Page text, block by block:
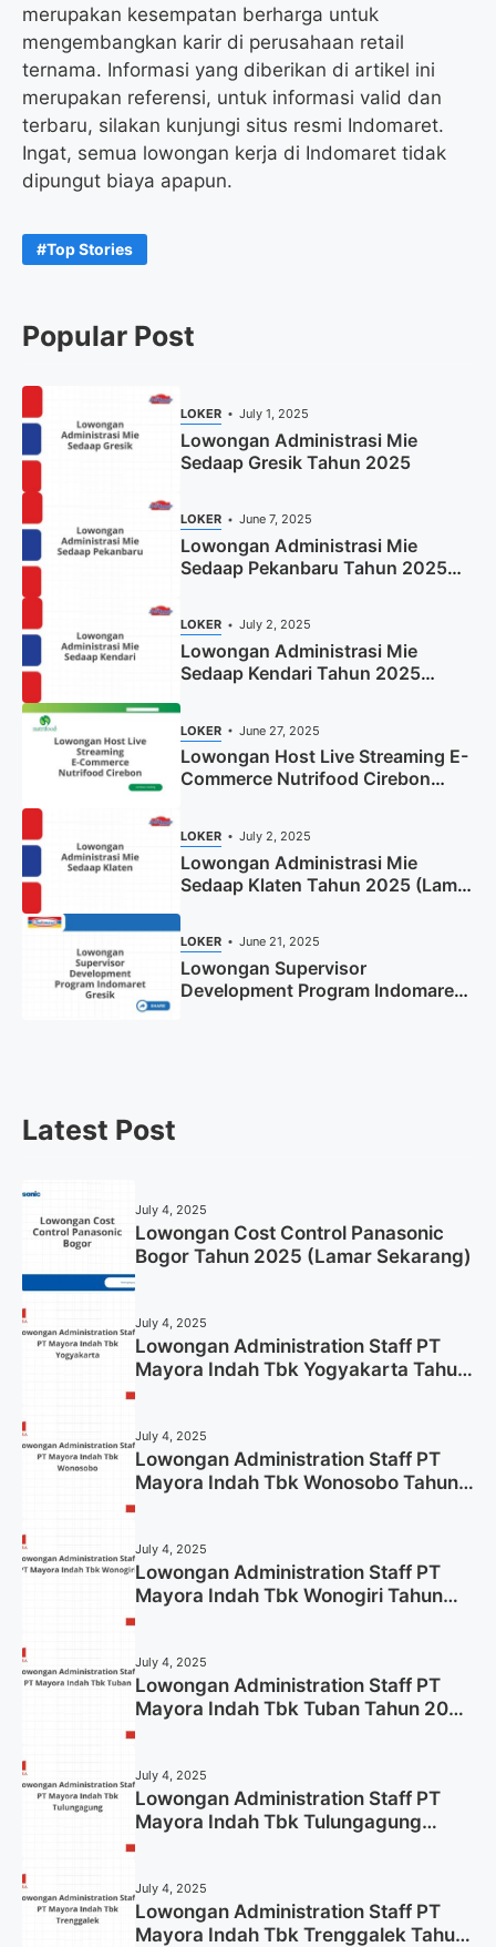
merupakan kesempatan berharga untuk
mengembangkan karir di perusahaan retail
ternama. Informasi yang diberikan di artikel ini
merupakan referensi, untuk informasi valid dan
terbaru, silakan kunjungi situs resmi Indomaret.
Ingat, semua lowongan kerja di Indomaret tidak
dipungut biaya apapun.
Top Stories
Popular Post
LOKER July 1, 2025
Lowongan Administrasi Mie
Sedaap Gresik Tahun 2025
LOKER June 7, 2025
Lowongan Administrasi Mie
Sedaap Pekanbaru Tahun 2025
LOKER July 2, 2025
Lowongan Administrasi Mie
Sedaap Kendari Tahun 2025
LOKER June 27, 2025
Lowongan Host Live Streaming E-
Commerce Nutrifood Cirebon
LOKER July 2, 2025
Lowongan Administrasi Mie
Sedaap Klaten Tahun 2025 (Lamar
LOKER June 21, 2025
Lowongan Supervisor
Development Program Indomaret
Latest Post
July 4, 2025
Lowongan Cost Control Panasonic
Bogor Tahun 2025 (Lamar Sekarang)
July 4, 2025
Lowongan Administration Staff PT
Mayora Indah Tbk Yogyakarta Tahun
July 4, 2025
Lowongan Administration Staff PT
Mayora Indah Tbk Wonosobo Tahun
July 4, 2025
Lowongan Administration Staff PT
Mayora Indah Tbk Wonogiri Tahun
July 4, 2025
Lowongan Administration Staff PT
Mayora Indah Tbk Tuban Tahun 2025
July 4, 2025
Lowongan Administration Staff PT
Mayora Indah Tbk Tulungagung
July 4, 2025
Lowongan Administration Staff PT
Mayora Indah Tbk Trenggalek Tahun